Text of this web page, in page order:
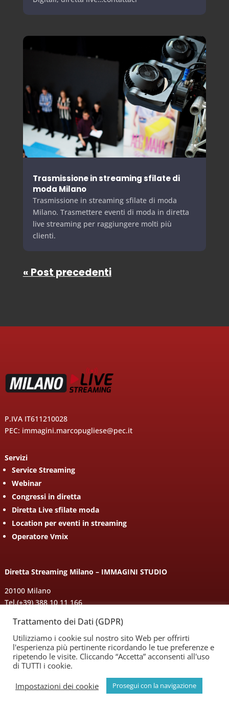
Trasmissione in streaming sfilate di
moda Milano
Trasmissione in streaming sfilate di moda
Milano. Trasmettere eventi di moda in diretta
live streaming per raggiungere molti più
clienti.
« Post precedenti
P.IVA IT611210028
PEC: immagini.marcopugliese@pec.it
Servizi
Service Streaming
Webinar
Congressi in diretta
Diretta Live sfilate moda
Location per eventi in streaming
Operatore Vmix
Diretta Streaming Milano – IMMAGINI STUDIO
20100 Milano
Tel.(+39) 388 10 11 166
Seguici su
Facebook
Lavora con noi
Via Torino, 6
Trattamento dei Dati (GDPR)
Utilizziamo i cookie sul nostro sito Web per offrirti
l'esperienza più pertinente ricordando le tue preferenze e
ripetendo le visite. Cliccando “Accetta” acconsenti all'uso
di TUTTI i cookie.
Impostazioni dei cookie
Prosegui con la navigazione